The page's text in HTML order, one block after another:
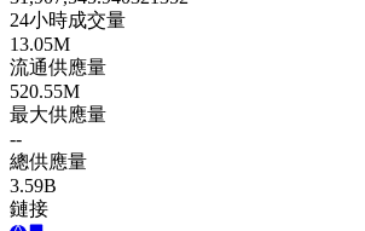
24小時成交量
13.05M
流通供應量
520.55M
最大供應量
--
總供應量
3.59B
鏈接